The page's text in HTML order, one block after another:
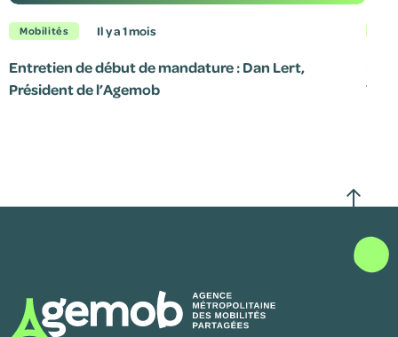
Mobilités il y a 1 mois
Entretien de début de mandature : Dan Lert,
Président de l’Agemob
7